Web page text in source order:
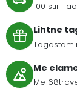
100 stiili
Lihtne
Me
Me